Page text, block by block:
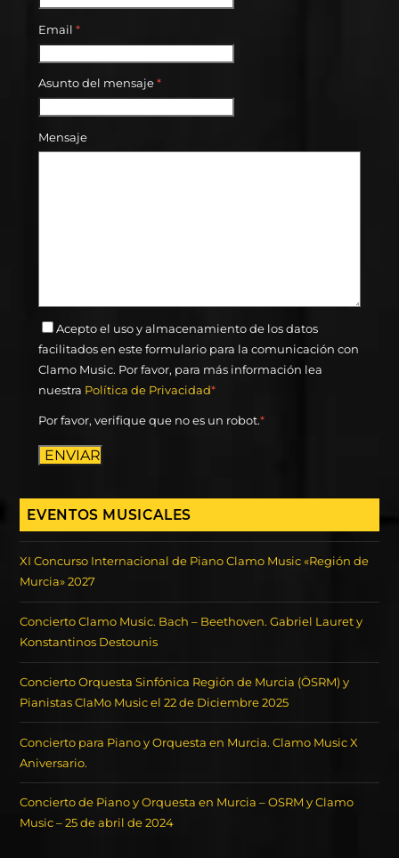
Email *
Asunto del mensaje*
Mensaje
Acepto el uso y almacenamiento de los datos
facilitados en este formulario para la comunicación con
Clamo Music. Por favor, para más información lea
nuestra Política de Privacidad*
Por favor, verifique que no es un robot.*
ENVIAR
EVENTOS MUSICALES
XI Concurso Internacional de Piano Clamo Music «Región de
Murcia» 2027
Concierto Clamo Music. Bach – Beethoven. Gabriel Lauret y
Konstantinos Destounis
Concierto Orquesta Sinfónica Región de Murcia (ÖSRM) y
Pianistas ClaMo Music el 22 de Diciembre 2025
Concierto para Piano y Orquesta en Murcia. Clamo Music X
Aniversario.
Concierto de Piano y Orquesta en Murcia – OSRM y Clamo
Music – 25 de abril de 2024